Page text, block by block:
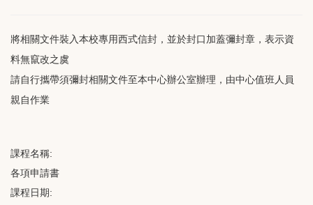
將相關文件裝入本校專用西式信封，並於封口加蓋彌封章，表示資
料無竄改之虞
請自行攜帶須彌封相關文件至本中心辦公室辦理，由中心值班人員
親自作業
課程名稱:
各項申請書
課程日期: